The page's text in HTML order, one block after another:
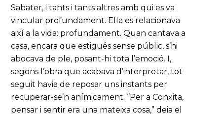
Sabater, i tants i tants altres amb qui es va
vincular profundament. Ella es relacionava
així a la vida: profundament. Quan cantava a
casa, encara que estigués sense públic, s’hi
abocava de ple, posant-hi tota l’emoció. I,
segons l’obra que acabava d’interpretar, tot
seguit havia de reposar uns instants per
recuperar-se’n anímicament. “Per a Conxita,
pensar i sentir era una mateixa cosa,” deia el